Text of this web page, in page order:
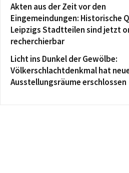
Akten aus der Zeit vor den
Eingemeindungen: Historische
Leipzigs Stadtteilen sind jetzt
recherchierbar
Licht ins Dunkel der Gewölbe:
Völkerschlachtdenkmal hat
Ausstellungsräume erschlossen